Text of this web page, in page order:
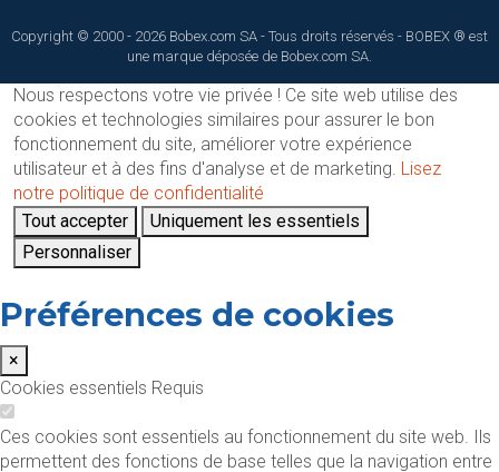
Copyright © 2000 - 2026 Bobex.com SA - Tous droits réservés - BOBEX ® est
une marque déposée de Bobex.com SA.
Nous respectons votre vie privée ! Ce site web utilise des
cookies et technologies similaires pour assurer le bon
fonctionnement du site, améliorer votre expérience
utilisateur et à des fins d'analyse et de marketing. Lisez
notre politique de confidentialité
Tout accepter
Uniquement les essentiels
Personnaliser
Préférences de cookies
×
Cookies essentiels Requis
Ces cookies sont essentiels au fonctionnement du site web. Ils
permettent des fonctions de base telles que la navigation entre